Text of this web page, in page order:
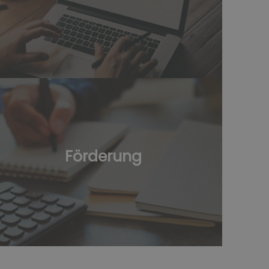
Schnell und einfach erhalten
Sie eine Photorealistische 3D-
Badplanung vom Aussehen
Ihres neuen Badezimmers!
Förderung